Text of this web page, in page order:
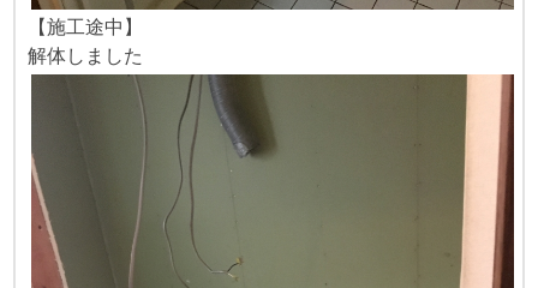
【施工途中】
解体しました